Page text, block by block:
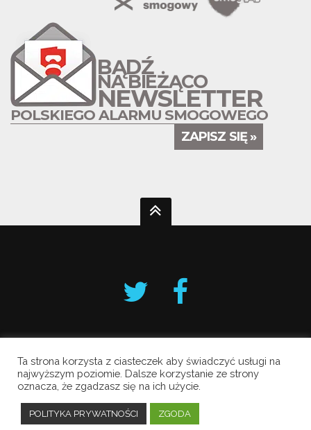
BĄDŹ
NA BIEŻĄCO
NEWSLETTER
POLSKIEGO ALARMU SMOGOWEGO
ZAPISZ SIĘ »
Krakowski Alarm Smogowy
Copyright © 2019 All Rights Reserved.
Polityka prywatności
Ta strona korzysta z ciasteczek aby świadczyć usługi na
najwyższym poziomie. Dalsze korzystanie ze strony
oznacza, że zgadzasz się na ich użycie.
POLITYKA PRYWATNOŚCI ZGODA